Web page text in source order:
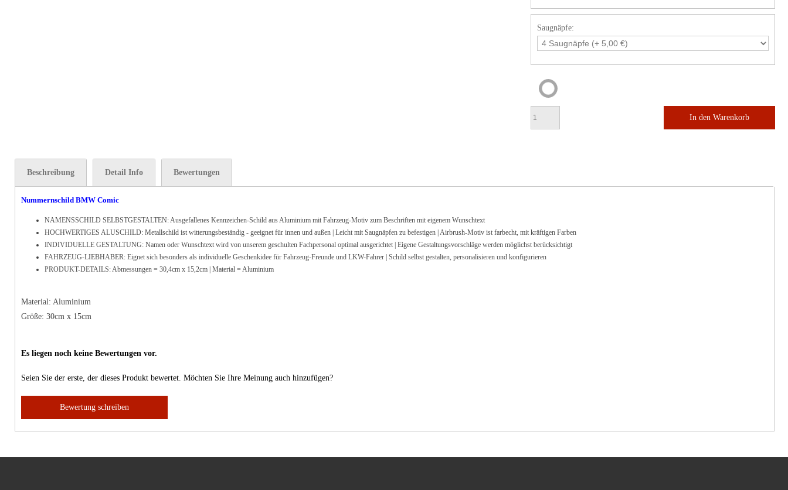
Saugnäpfe:
In den Warenkorb
Beschreibung Detail Info Bewertungen
Nummernschild BMW Comic
NAMENSSCHILD SELBSTGESTALTEN: Ausgefallenes Kennzeichen-Schild aus Aluminium mit Fahrzeug-Motiv zum Beschriften mit eigenem Wunschtext
HOCHWERTIGES ALUSCHILD: Metallschild ist witterungsbeständig - geeignet für innen und außen | Leicht mit Saugnäpfen zu befestigen | Airbrush-Motiv ist farbecht, mit kräftigen Farben
INDIVIDUELLE GESTALTUNG: Namen oder Wunschtext wird von unserem geschulten Fachpersonal optimal ausgerichtet | Eigene Gestaltungsvorschläge werden möglichst berücksichtigt
FAHRZEUG-LIEBHABER: Eignet sich besonders als individuelle Geschenkidee für Fahrzeug-Freunde und LKW-Fahrer | Schild selbst gestalten, personalisieren und konfigurieren
PRODUKT-DETAILS: Abmessungen = 30,4cm x 15,2cm | Material = Aluminium
Material: Aluminium
Größe: 30cm x 15cm
Es liegen noch keine Bewertungen vor.
Seien Sie der erste, der dieses Produkt bewertet. Möchten Sie Ihre Meinung auch hinzufügen?
Bewertung schreiben